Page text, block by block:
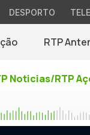
DESPORTO
RTP
Noticias/RTP